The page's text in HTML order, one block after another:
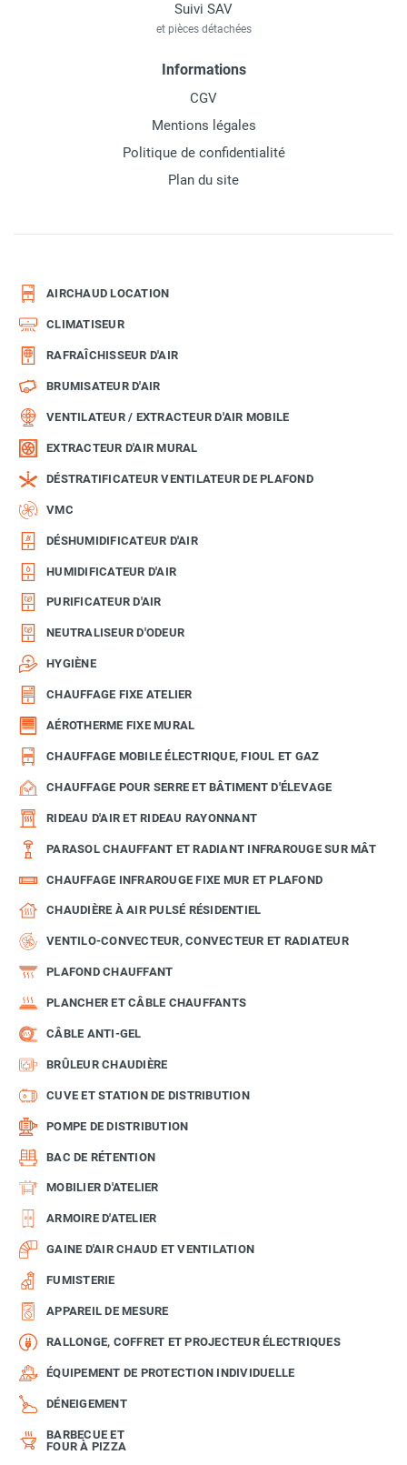
Suivi SAV
et pièces détachées
Informations
CGV
Mentions légales
Politique de confidentialité
Plan du site
AIRCHAUD LOCATION
CLIMATISEUR
RAFRAÎCHISSEUR D'AIR
BRUMISATEUR D'AIR
VENTILATEUR / EXTRACTEUR D'AIR MOBILE
EXTRACTEUR D'AIR MURAL
DÉSTRATIFICATEUR VENTILATEUR DE PLAFOND
VMC
DÉSHUMIDIFICATEUR D'AIR
HUMIDIFICATEUR D'AIR
PURIFICATEUR D'AIR
NEUTRALISEUR D'ODEUR
HYGIÈNE
CHAUFFAGE FIXE ATELIER
AÉROTHERME FIXE MURAL
CHAUFFAGE MOBILE ÉLECTRIQUE, FIOUL ET GAZ
CHAUFFAGE POUR SERRE ET BÂTIMENT D'ÉLEVAGE
RIDEAU D'AIR ET RIDEAU RAYONNANT
PARASOL CHAUFFANT ET RADIANT INFRAROUGE SUR MÂT
CHAUFFAGE INFRAROUGE FIXE MUR ET PLAFOND
CHAUDIÈRE À AIR PULSÉ RÉSIDENTIEL
VENTILO-CONVECTEUR, CONVECTEUR ET RADIATEUR
PLAFOND CHAUFFANT
PLANCHER ET CÂBLE CHAUFFANTS
CÂBLE ANTI-GEL
BRÛLEUR CHAUDIÈRE
CUVE ET STATION DE DISTRIBUTION
POMPE DE DISTRIBUTION
BAC DE RÉTENTION
MOBILIER D'ATELIER
ARMOIRE D'ATELIER
GAINE D'AIR CHAUD ET VENTILATION
FUMISTERIE
APPAREIL DE MESURE
RALLONGE, COFFRET ET PROJECTEUR ÉLECTRIQUES
ÉQUIPEMENT DE PROTECTION INDIVIDUELLE
DÉNEIGEMENT
BARBECUE ET
FOUR À PIZZA